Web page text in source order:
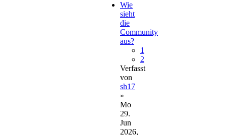
Wie
sieht
die
Community
aus?
1
2
Verfasst
von
sh17
»
Mo
29.
Jun
2026,